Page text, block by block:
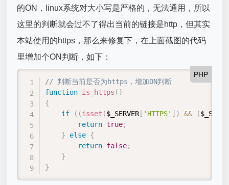
的ON，linux系统对大小写是严格的，无法通用，所以
这里的判断就会过不了得出当前的链接是http，但其实
本站使用的https，那么来修复下，在上面截图的代码
里增加个ON判断，如下：
PHP
// 判断当前是否为https，增加ON判断
function is_https ( )
{
if
( (isset ($_SERVER[ 'HTTPS' ] ) && (
return true;
}
else {
return false;
}
}